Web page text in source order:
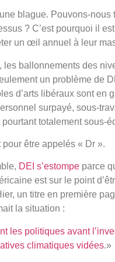
blague. Pouvons-nous
? C’est pourquoi il
un œil annuel à leur
les ballonnements des
un problème de
d’arts libéraux sont en
surpayé, sous-
totalement sous-
pour être appelés « Dr ».
DEI s’estompe parce
est sur le point
un titre en première
la situation :
les politiques avant
climatiques vidées.»